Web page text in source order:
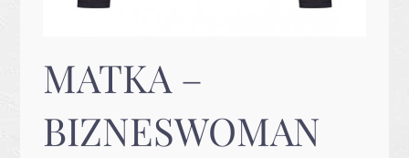
MATKA –
BIZNESWOMAN